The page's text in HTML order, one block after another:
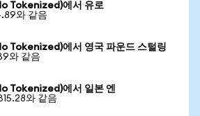
Tokenized)에서 유로
와 같음
Tokenized)에서 영국 파운드 스털링
와 같음
Tokenized)에서 일본 엔
와 같음